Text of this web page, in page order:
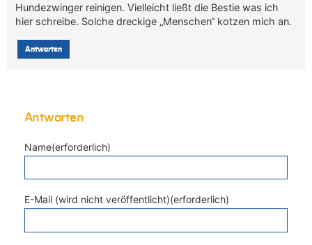
Hundezwinger reinigen. Vielleicht ließt die Bestie was ich
hier schreibe. Solche dreckige „Menschen“ kotzen mich an.
Antworten
Antworten
Name(erforderlich)
E-Mail (wird nicht veröffentlicht)(erforderlich)